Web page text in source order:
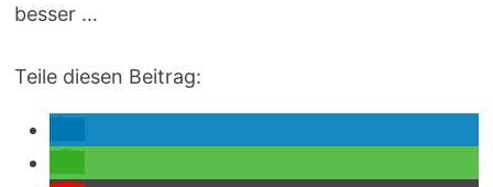
besser …
Teile diesen Beitrag: